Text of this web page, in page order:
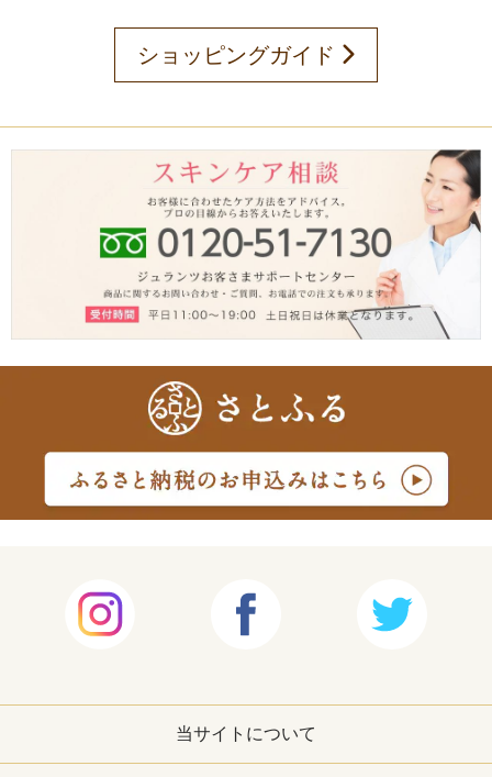
ショッピングガイド
当サイトについて